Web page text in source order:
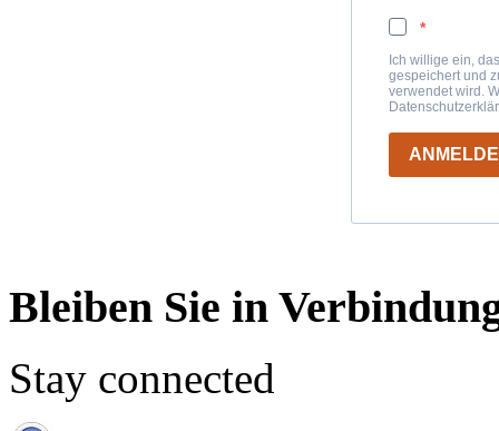
Ich willige ein,
gespeichert und
verwendet wird.
Bleiben Sie in
Stay connected